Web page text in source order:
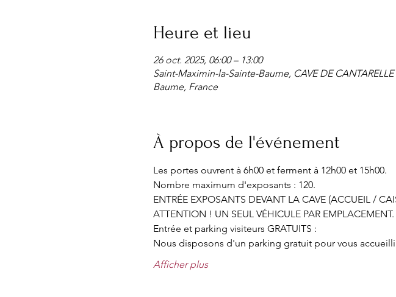
Heure et lieu
26 oct. 2025, 06:00 – 13:00
Saint-Maximin-la-Sainte-Baume, CAVE DE
Baume, France
À propos de l'événement
Les portes ouvrent à 6h00 et ferment à 12h00 et 15h00.
Nombre maximum d'exposants : 120.
ENTRÉE EXPOSANTS DEVANT LA CAVE (ACCUEIL /
ATTENTION ! UN SEUL VÉHICULE PAR EMPLACEMENT.
Entrée et parking visiteurs GRATUITS :
Nous disposons d'un parking gratuit pour vous
Afficher plus